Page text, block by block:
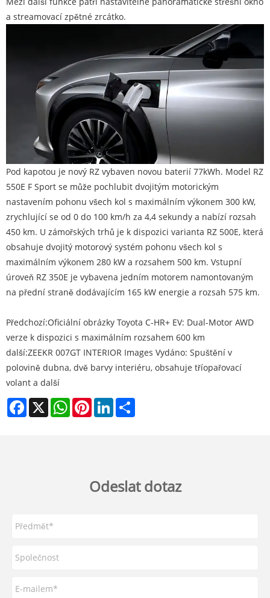
a streamovací zpětné zrcátko.
Pod kapotou je nový RZ vybaven novou baterií 77kWh. Model RZ
550E F Sport se může pochlubit dvojitým motorickým
nastavením pohonu všech kol s maximálním výkonem 300 kW,
zrychlující se od 0 do 100 km/h za 4,4 sekundy a nabízí rozsah
450 km. U zámořských trhů je k dispozici varianta RZ 500E, která
obsahuje dvojitý motorový systém pohonu všech kol s
maximálním výkonem 280 kW a rozsahem 500 km. Vstupní
úroveň RZ 350E je vybavena jedním motorem namontovaným
na přední straně dodávajícím 165 kW energie a rozsah 575 km.
Předchozí:Oficiální obrázky Toyota C-HR+ EV: Dual-Motor AWD
verze k dispozici s maximálním rozsahem 600 km
další:ZEEKR 007GT INTERIOR Images Vydáno: Spuštění v
polovině dubna, dvě barvy interiéru, obsahuje tříopařovací
volant a další
Facebook
X WhatsAppPinterestLinkedIn
Odeslat dotaz